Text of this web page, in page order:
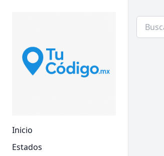
Inicio
Estados